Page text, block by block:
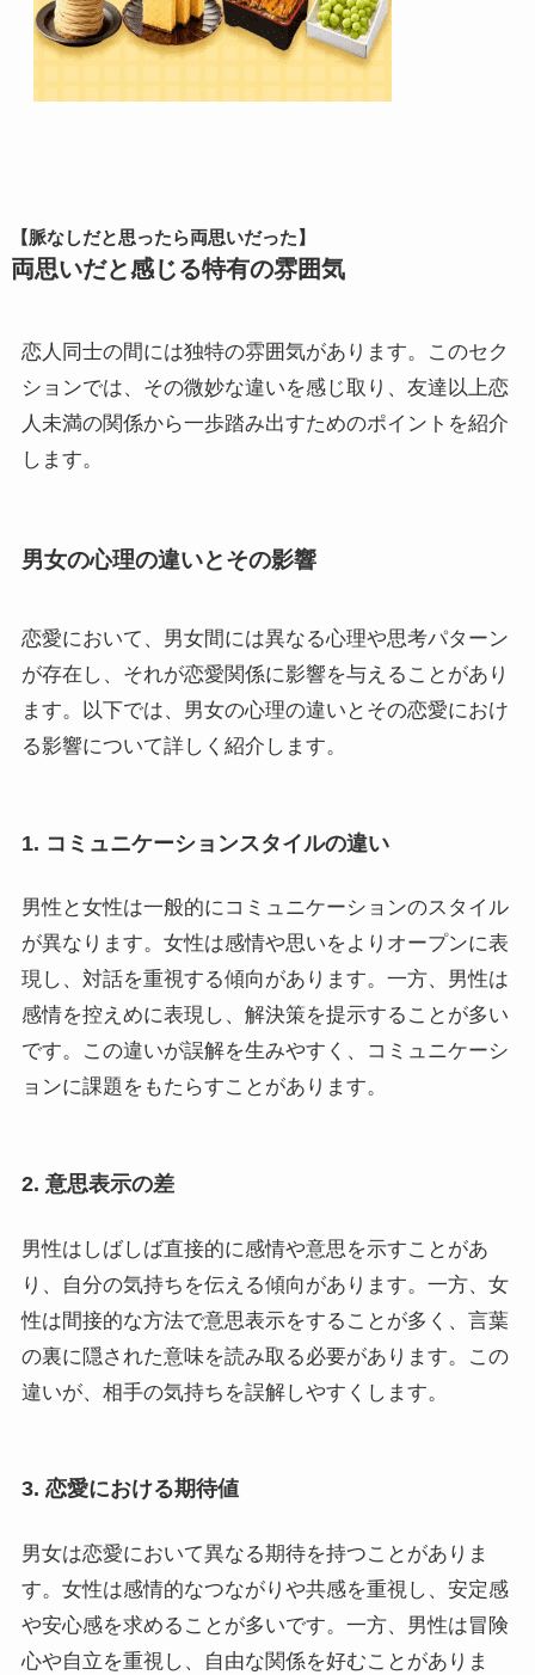
【脈なしだと思ったら両思いだった】
両思いだと感じる特有の雰囲気
恋人同士の間には独特の雰囲気があります。このセク
ションでは、その微妙な違いを感じ取り、友達以上恋
人未満の関係から一歩踏み出すためのポイントを紹介
します。
男女の心理の違いとその影響
恋愛において、男女間には異なる心理や思考パターン
が存在し、それが恋愛関係に影響を与えることがあり
ます。以下では、男女の心理の違いとその恋愛におけ
る影響について詳しく紹介します。
1. コミュニケーションスタイルの違い
男性と女性は一般的にコミュニケーションのスタイル
が異なります。女性は感情や思いをよりオープンに表
現し、対話を重視する傾向があります。一方、男性は
感情を控えめに表現し、解決策を提示することが多い
です。この違いが誤解を生みやすく、コミュニケーシ
ョンに課題をもたらすことがあります。
2. 意思表示の差
男性はしばしば直接的に感情や意思を示すことがあ
り、自分の気持ちを伝える傾向があります。一方、女
性は間接的な方法で意思表示をすることが多く、言葉
の裏に隠された意味を読み取る必要があります。この
違いが、相手の気持ちを誤解しやすくします。
3. 恋愛における期待値
男女は恋愛において異なる期待を持つことがありま
す。女性は感情的なつながりや共感を重視し、安定感
や安心感を求めることが多いです。一方、男性は冒険
心や自立を重視し、自由な関係を好むことがありま